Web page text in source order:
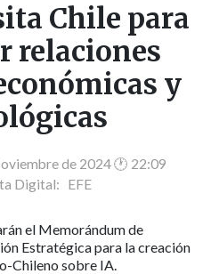
Chile para
relaciones
y
de 2024 🕐 22:09
Digital: EFE
el Memorándum de
Estratégica para la creación
Chileno sobre IA.